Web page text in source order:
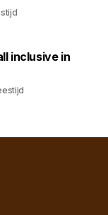
inclusive in